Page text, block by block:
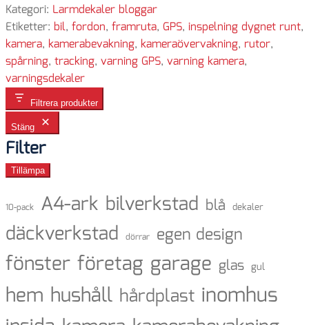
Kategori: Larmdekaler bloggar
Etiketter: bil, fordon, framruta, GPS, inspelning dygnet runt,
kamera, kamerabevakning, kameraövervakning, rutor,
spårning, tracking, varning GPS, varning kamera,
varningsdekaler
Filtrera produkter
Stäng
Filter
Tillämpa
10-pack A4-ark bilverkstad blå dekaler
däckverkstad dörrar egen design
fönster företag garage glas gul
hem hushåll hårdplast inomhus